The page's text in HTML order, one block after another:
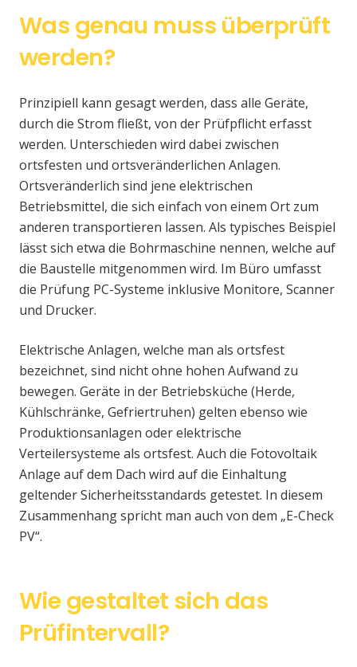
Was genau muss überprüft
werden?
Prinzipiell kann gesagt werden, dass alle Geräte,
durch die Strom fließt, von der Prüfpflicht erfasst
werden. Unterschieden wird dabei zwischen
ortsfesten und ortsveränderlichen Anlagen.
Ortsveränderlich sind jene elektrischen
Betriebsmittel, die sich einfach von einem Ort zum
anderen transportieren lassen. Als typisches Beispiel
lässt sich etwa die Bohrmaschine nennen, welche auf
die Baustelle mitgenommen wird. Im Büro umfasst
die Prüfung PC-Systeme inklusive Monitore, Scanner
und Drucker.
Elektrische Anlagen, welche man als ortsfest
bezeichnet, sind nicht ohne hohen Aufwand zu
bewegen. Geräte in der Betriebsküche (Herde,
Kühlschränke, Gefriertruhen) gelten ebenso wie
Produktionsanlagen oder elektrische
Verteilersysteme als ortsfest. Auch die Fotovoltaik
Anlage auf dem Dach wird auf die Einhaltung
geltender Sicherheitsstandards getestet. In diesem
Zusammenhang spricht man auch von dem „E-Check
PV“.
Wie gestaltet sich das
Prüfintervall?